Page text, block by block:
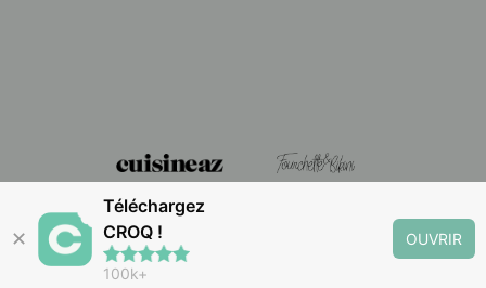
✕
Téléchargez
CROQ !
100k+
OUVRIR